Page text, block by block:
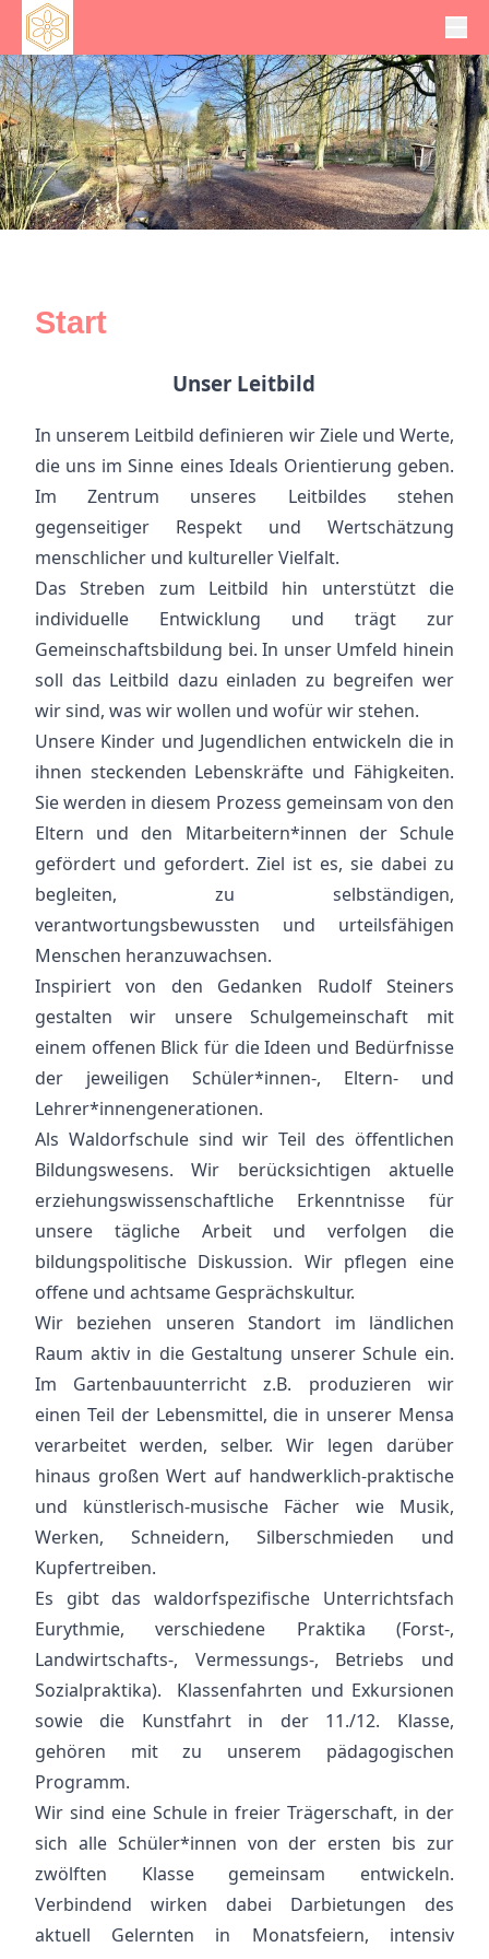
Start
Unser Leitbild
In unserem Leitbild definieren wir Ziele und Werte,
die uns im Sinne eines Ideals Orientierung geben.
Im Zentrum unseres Leitbildes stehen
gegenseitiger Respekt und Wertschätzung
menschlicher und kultureller Vielfalt.
Das Streben zum Leitbild hin unterstützt die
individuelle Entwicklung und trägt zur
Gemeinschaftsbildung bei. In unser Umfeld hinein
soll das Leitbild dazu einladen zu begreifen wer
wir sind, was wir wollen und wofür wir stehen.
Unsere Kinder und Jugendlichen entwickeln die in
ihnen steckenden Lebenskräfte und Fähigkeiten.
Sie werden in diesem Prozess gemeinsam von den
Eltern und den Mitarbeitern*innen der Schule
gefördert und gefordert. Ziel ist es, sie dabei zu
begleiten, zu selbständigen,
verantwortungsbewussten und urteilsfähigen
Menschen heranzuwachsen.
Inspiriert von den Gedanken Rudolf Steiners
gestalten wir unsere Schulgemeinschaft mit
einem offenen Blick für die Ideen und Bedürfnisse
der jeweiligen Schüler*innen-, Eltern- und
Lehrer*innengenerationen.
Als Waldorfschule sind wir Teil des öffentlichen
Bildungswesens. Wir berücksichtigen aktuelle
erziehungswissenschaftliche Erkenntnisse für
unsere tägliche Arbeit und verfolgen die
bildungspolitische Diskussion. Wir pflegen eine
offene und achtsame Gesprächskultur.
Wir beziehen unseren Standort im ländlichen
Raum aktiv in die Gestaltung unserer Schule ein.
Im Gartenbauunterricht z.B. produzieren wir
einen Teil der Lebensmittel, die in unserer Mensa
verarbeitet werden, selber. Wir legen darüber
hinaus großen Wert auf handwerklich-praktische
und künstlerisch-musische Fächer wie Musik,
Werken, Schneidern, Silberschmieden und
Kupfertreiben.
Es gibt das waldorfspezifische Unterrichtsfach
Eurythmie, verschiedene Praktika (Forst-,
Landwirtschafts-, Vermessungs-, Betriebs und
Sozialpraktika). Klassenfahrten und Exkursionen
sowie die Kunstfahrt in der 11./12. Klasse,
gehören mit zu unserem pädagogischen
Programm.
Wir sind eine Schule in freier Trägerschaft, in der
sich alle Schüler*innen von der ersten bis zur
zwölften Klasse gemeinsam entwickeln.
Verbindend wirken dabei Darbietungen des
aktuell Gelernten in Monatsfeiern, intensiv